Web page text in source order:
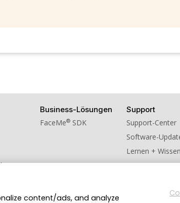
Business-Lösungen
FaceMe® SDK
Support
Support-Center
Software-
Lernen + Wissen
content/ads, and analyze